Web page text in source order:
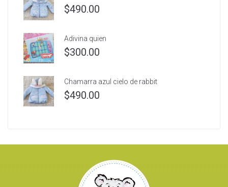
$490.00
Adivina quien
$300.00
Chamarra azul cielo de rabbit
$490.00